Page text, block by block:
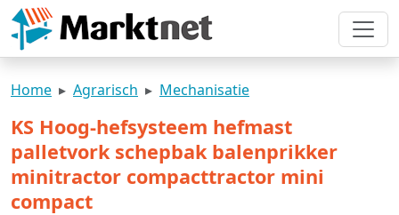
Home Agrarisch Mechanisatie
KS Hoog-hefsysteem hefmast
palletvork schepbak balenprikker
minitractor compacttractor mini
compact